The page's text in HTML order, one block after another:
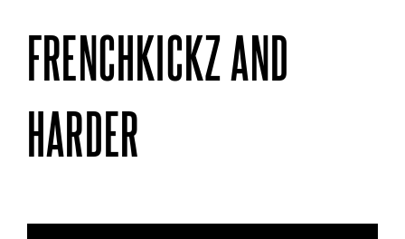
FRENCHKICKZ AND
HARDER